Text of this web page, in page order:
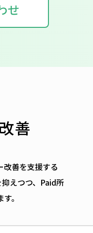
せ
善
善を支援する
えつつ、Paid所
。